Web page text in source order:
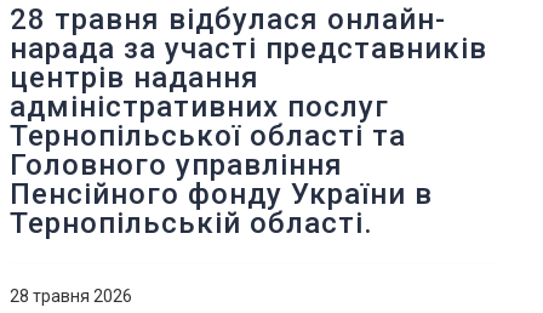
28 травня відбулася онлайн-
нарада за участі представників
центрів надання
адміністративних послуг
Тернопільської області та
Головного управління
Пенсійного фонду України в
Тернопільській області.
28 травня 2026